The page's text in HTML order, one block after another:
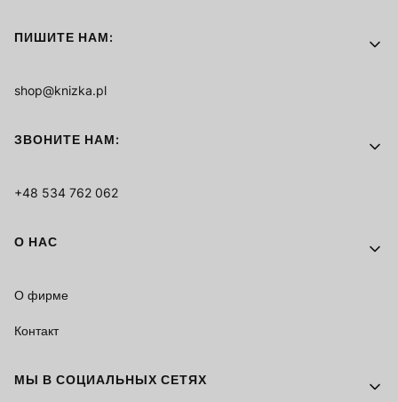
ПИШИТЕ НАМ:
shop@knizka.pl
ЗВОНИТЕ НАМ:
+48 534 762 062
О НАС
О фирме
Контакт
МЫ В СОЦИАЛЬНЫХ СЕТЯХ